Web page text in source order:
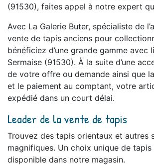
(91530), faites appel à notre expert
Avec La Galerie Buter, spécialiste de
vente de tapis anciens pour
bénéficiez d’une grande gamme avec
Sermaise (91530). À la suite d’une
de votre offre ou demande ainsi que
et le paiement au comptant, votre
expédié dans un court délai.
Leader de la vente de tapis
Trouvez des tapis orientaux et autres
magnifiques. Un choix unique de tapis
disponible dans notre magasin.